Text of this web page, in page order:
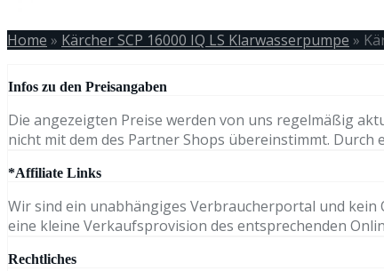
Home » Kärcher SCP 16000 IQ LS Klarwasserpumpe »
Infos zu den Preisangaben
Die angezeigten Preise werden von uns regelmäßig
nicht mit dem des Partner Shops übereinstimmt.
*Affiliate Links
Wir sind ein unabhängiges Verbraucherportal und kein
eine kleine Verkaufsprovision des entsprechenden
Rechtliches